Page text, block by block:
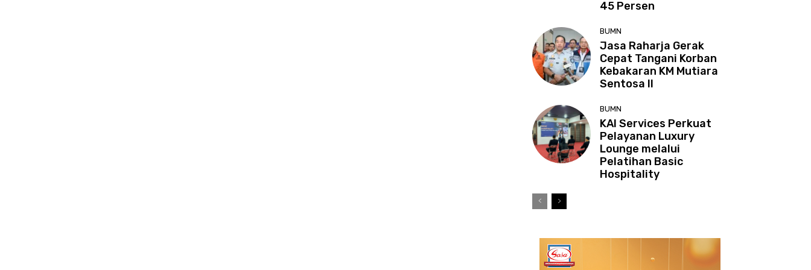
45 Persen
BUMN
Jasa Raharja Gerak
Cepat Tangani Korban
Kebakaran KM Mutiara
Sentosa II
BUMN
KAI Services Perkuat
Pelayanan Luxury
Lounge melalui
Pelatihan Basic
Hospitality